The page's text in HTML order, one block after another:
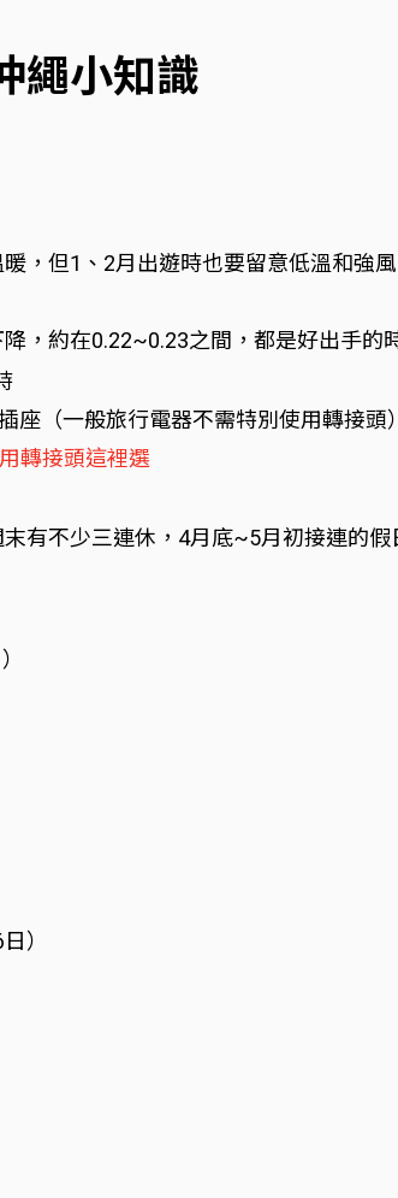
繩小知識
，但1、2月出遊時也要留意低溫和強
，約在0.22~0.23之間，都是好出手的
座（一般旅行電器不需特別使用轉接頭）
轉接頭這裡選
有不少三連休，4月底~5月初接連的
）